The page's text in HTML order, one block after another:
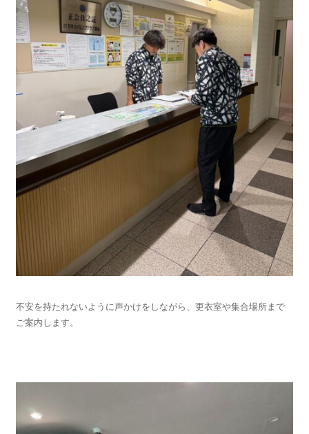
不安を持たれないように声かけをしながら、更衣室や集合場所まで
ご案内します。